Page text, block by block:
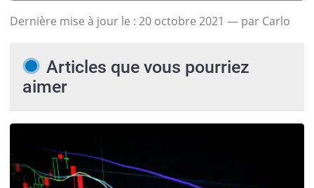
Dernière mise à jour le : 20 octobre 2021 — par Carlo
Articles que vous pourriez
aimer